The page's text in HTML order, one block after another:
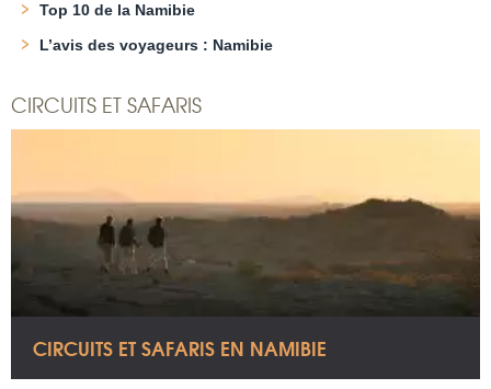
Top 10 de la Namibie
L’avis des voyageurs : Namibie
CIRCUITS ET SAFARIS
CIRCUITS ET SAFARIS EN NAMIBIE